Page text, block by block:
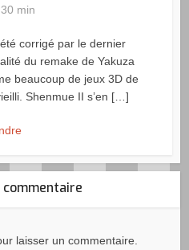
min
corrigé par le dernier
du remake de Yakuza
beaucoup de jeux 3D de
Shenmue II s’en […]
commentaire
laisser un commentaire.